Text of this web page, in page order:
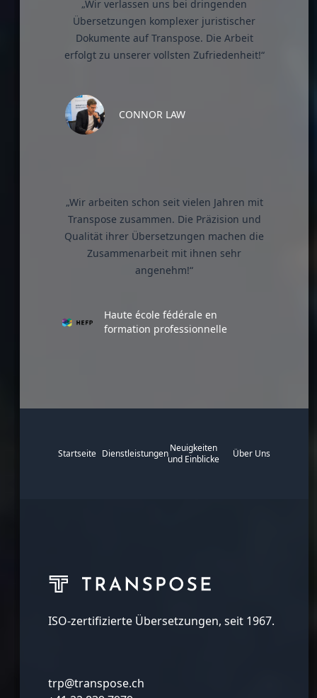
„Wir verlassen uns bei dringenden
Übersetzungen komplexer juristischer
Dokumente auf Transpose. Die Arbeit
erfolgt zu unserer vollsten Zufriedenheit!“
CONNOR LAW
„Wir arbeiten schon seit vielen Jahren mit
Transpose zusammen. Die Präzision und
Qualität ihrer Übersetzungen machen die
Zusammenarbeit mit ihnen sehr
angenehm!“
Haute école fédérale en
formation professionnelle
Startseite DienstleistungenNeuigkeiten
und Einblicke
Über Uns
ISO-zertifizierte Übersetzungen, seit 1967.
trp@transpose.ch